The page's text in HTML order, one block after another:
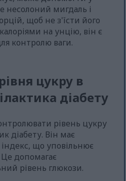
несолоний мигдаль і
щоб не з'їсти його
на унцію, він є
контролю ваги.
цукру в
діабету
рівень цукру
діабету. Він має
що уповільнює
Це допомагає
рівень глюкози.